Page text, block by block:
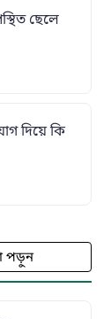
ছেলে
দিয়ে কি
পড়ুন